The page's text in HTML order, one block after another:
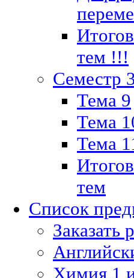
тем !!!
Семестр
Тема 9
Тема
Тема
тем
Список
Заказать
Химия 1